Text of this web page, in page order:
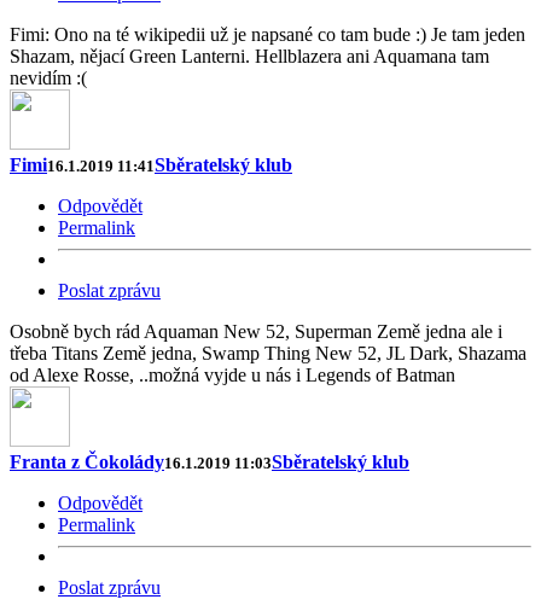
Fimi: Ono na té wikipedii už je napsané co tam bude :) Je tam jeden
Shazam, nějací Green Lanterni. Hellblazera ani Aquamana tam
nevidím :(
Fimi16.1.2019 11:41Sběratelský klub
Odpovědět
Permalink
Poslat zprávu
Osobně bych rád Aquaman New 52, Superman Země jedna ale i
třeba Titans Země jedna, Swamp Thing New 52, JL Dark, Shazama
od Alexe Rosse, ..možná vyjde u nás i Legends of Batman
Franta z Čokolády16.1.2019 11:03Sběratelský klub
Odpovědět
Permalink
Poslat zprávu